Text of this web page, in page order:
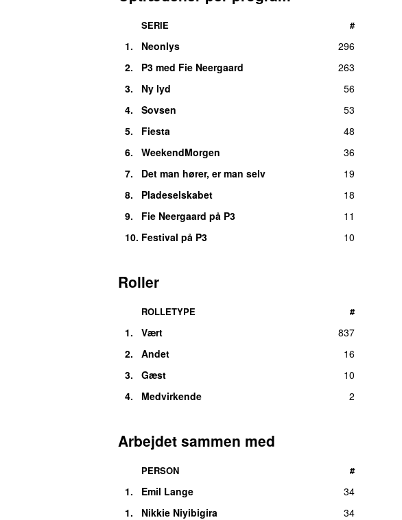
SERIE #
1. Neonlys
296
2.
P3 med Fie Neergaard
263
3.
Ny lyd
56
4.
Sovsen
53
5.
Fiesta
48
6.
WeekendMorgen
36
7.
Det man hører, er man selv
19
8.
Pladeselskabet
18
9.
Fie Neergaard på P3
11
10. Festival på P3 10
Roller
ROLLETYPE #
1. Vært
837
2.
Andet
16
3.
Gæst
10
4.
Medvirkende 2
Arbejdet sammen med
PERSON #
1. Emil Lange
34
1.
Nikkie Niyibigira
34